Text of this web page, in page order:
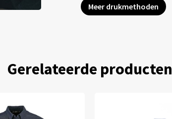
Meer drukmethoden
Gerelateerde producten